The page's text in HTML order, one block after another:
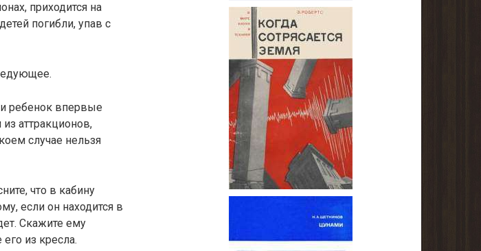
приходится на
погибли, упав с
ребенок впервые
аттракционов,
случае нельзя
что в кабину
если он находится в
Скажите ему
из кресла.